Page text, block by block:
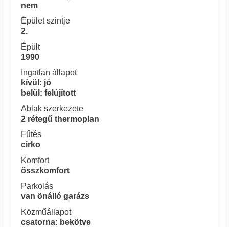
nem
Épület szintje
2.
Épült
1990
Ingatlan állapot
kívül: jó
belül: felújított
Ablak szerkezete
2 rétegű thermoplan
Fűtés
cirko
Komfort
összkomfort
Parkolás
van önálló garázs
Közműállapot
csatorna: bekötve